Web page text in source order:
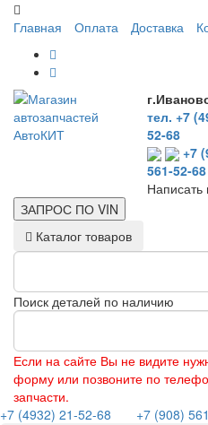
Главная Оплата Доставка
тел. +7
52-68
+7
561-52-68
Написать
ЗАПРОС ПО VIN
Каталог товаров
Поиск деталей по наличию
Если на сайте Вы не видите
форму или позвоните по
запчасти.
+7 (4932) 21-52-68
+7 (908)